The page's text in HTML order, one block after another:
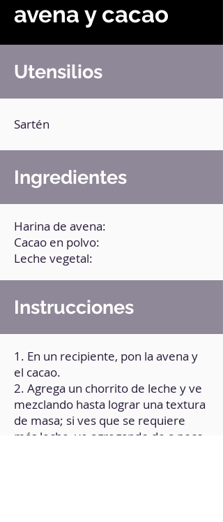
avena y cacao
Utensilios
Sartén
Ingredientes
Harina de avena:
Cacao en polvo:
Leche vegetal:
Instrucciones
1. En un recipiente, pon la avena y
el cacao.
2. Agrega un chorrito de leche y ve
mezclando hasta lograr una textura
de masa; si ves que se requiere
más leche, ve agregando de a poco.